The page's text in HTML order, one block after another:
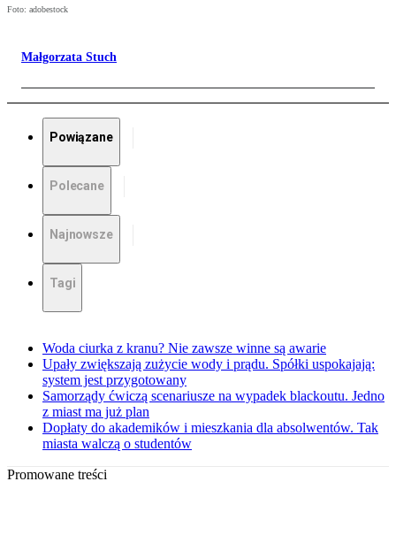
Foto: adobestock
Małgorzata Stuch
Powiązane
Polecane
Najnowsze
Tagi
Woda ciurka z kranu? Nie zawsze winne są awarie
Upały zwiększają zużycie wody i prądu. Spółki uspokajają:
system jest przygotowany
Samorządy ćwiczą scenariusze na wypadek blackoutu. Jedno
z miast ma już plan
Dopłaty do akademików i mieszkania dla absolwentów. Tak
miasta walczą o studentów
Promowane treści